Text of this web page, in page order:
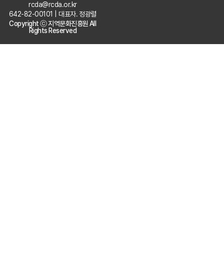
Copyright ⓒ 지역문화진흥원 All
Rights Reserved
rcda@rcda.or.kr
642-82-00101 | 대표자. 정광렬